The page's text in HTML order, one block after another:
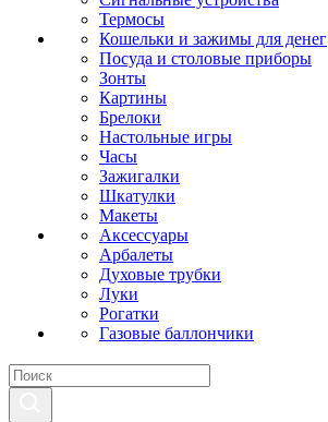
Термосы
Кошельки и зажимы для денег
Посуда и столовые приборы
Зонты
Картины
Брелоки
Настольные игры
Часы
Зажигалки
Шкатулки
Макеты
Аксессуары
Арбалеты
Духовые трубки
Луки
Рогатки
Газовые баллончики